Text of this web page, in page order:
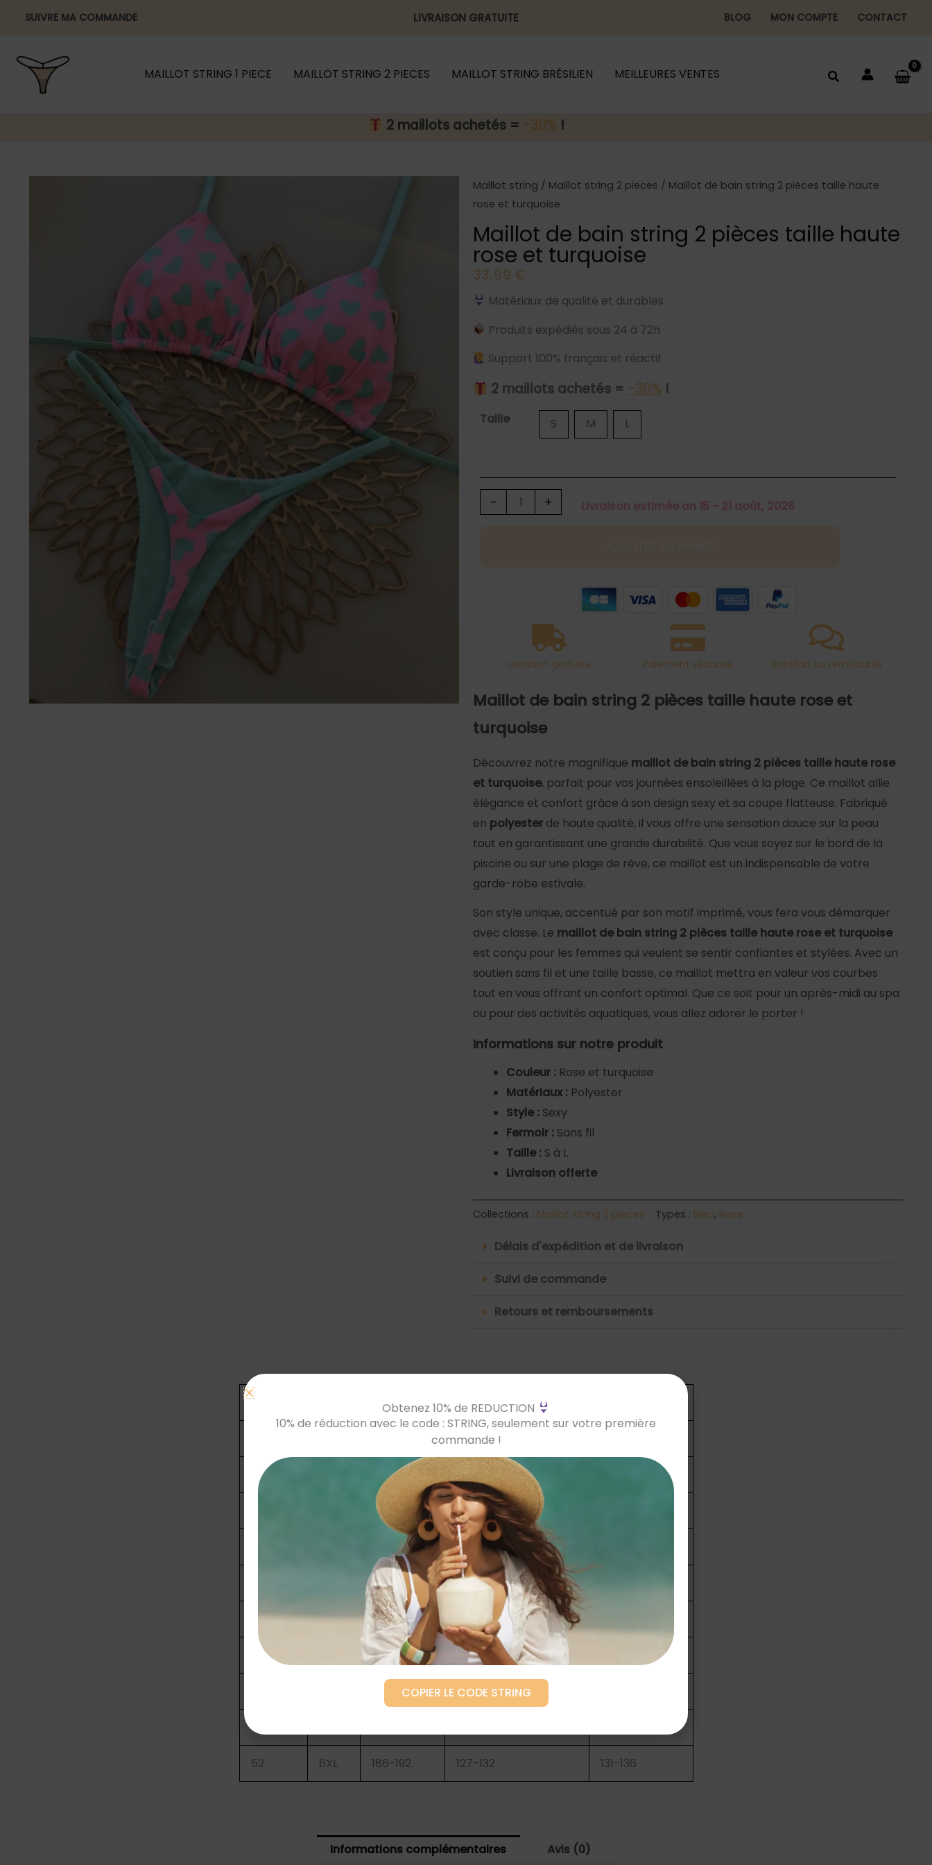
SUIVRE MA COMMANDE LIVRAISON GRATUITE BLOG MON COMPTE CONTACT
MAILLOT STRING 1 PIECE MAILLOT STRING 2 PIECES MAILLOT STRING BRÉSILIEN MEILLEURES VENTES
2 maillots achetés = -30% !
Maillot string / Maillot string 2 pieces / Maillot de bain string 2 pièces taille haute
rose et turquoise
Maillot de bain string 2 pièces taille haute
rose et turquoise
33,99 €
Matériaux de qualité et durables
Produits expédiés sous 24 à 72h
Support 100% français et réactif
2 maillots achetés = -30% !
Taille S M L
-
quantité
de
bain
string
turquoise
+ Livraison estimée on 15 - 21 août, 2026
Livraison gratuite Paiement sécurisé Satisfait ou remboursé
Maillot de bain string 2 pièces taille haute rose et
turquoise
Découvrez notre magnifique maillot de bain string 2 pièces taille haute rose
et turquoise, parfait pour vos journées ensoleillées à la plage. Ce maillot allie
élégance et confort grâce à son design sexy et sa coupe flatteuse. Fabriqué
en polyester de haute qualité, il vous offre une sensation douce sur la peau
tout en garantissant une grande durabilité. Que vous soyez sur le bord de la
piscine ou sur une plage de rêve, ce maillot est un indispensable de votre
garde-robe estivale.
Son style unique, accentué par son motif imprimé, vous fera vous démarquer
avec classe. Le maillot de bain string 2 pièces taille haute rose et turquoise
est conçu pour les femmes qui veulent se sentir confiantes et stylées. Avec un
soutien sans fil et une taille basse, ce maillot mettra en valeur vos courbes
tout en vous offrant un confort optimal. Que ce soit pour un après-midi au spa
ou pour des activités aquatiques, vous allez adorer le porter !
Informations sur notre produit
Couleur : Rose et turquoise
Matériaux : Polyester
Style : Sexy
Fermoir : Sans fil
Taille : S à L
Livraison offerte
Collections : Maillot string 2 pieces Types : Bleu, Rose
Délais d'expédition et de livraison
Suivi de commande
Retours et remboursements
Taille FR Taille (cm) Tour de poitrine (cm)
78-82
36 155-162 83-87
160-165 88-92
163-168 93-97
166-172 98-103
44 XXL 170-176 104-108
46 174-180 109-114
178-184 115-120
50
52 6XL 186-192 127-132 131-136
Informations complémentaires Avis (0)
Obtenez 10% de REDUCTION
10% de réduction avec le code : STRING, seulement sur votre première
commande !
COPIER LE CODE STRING